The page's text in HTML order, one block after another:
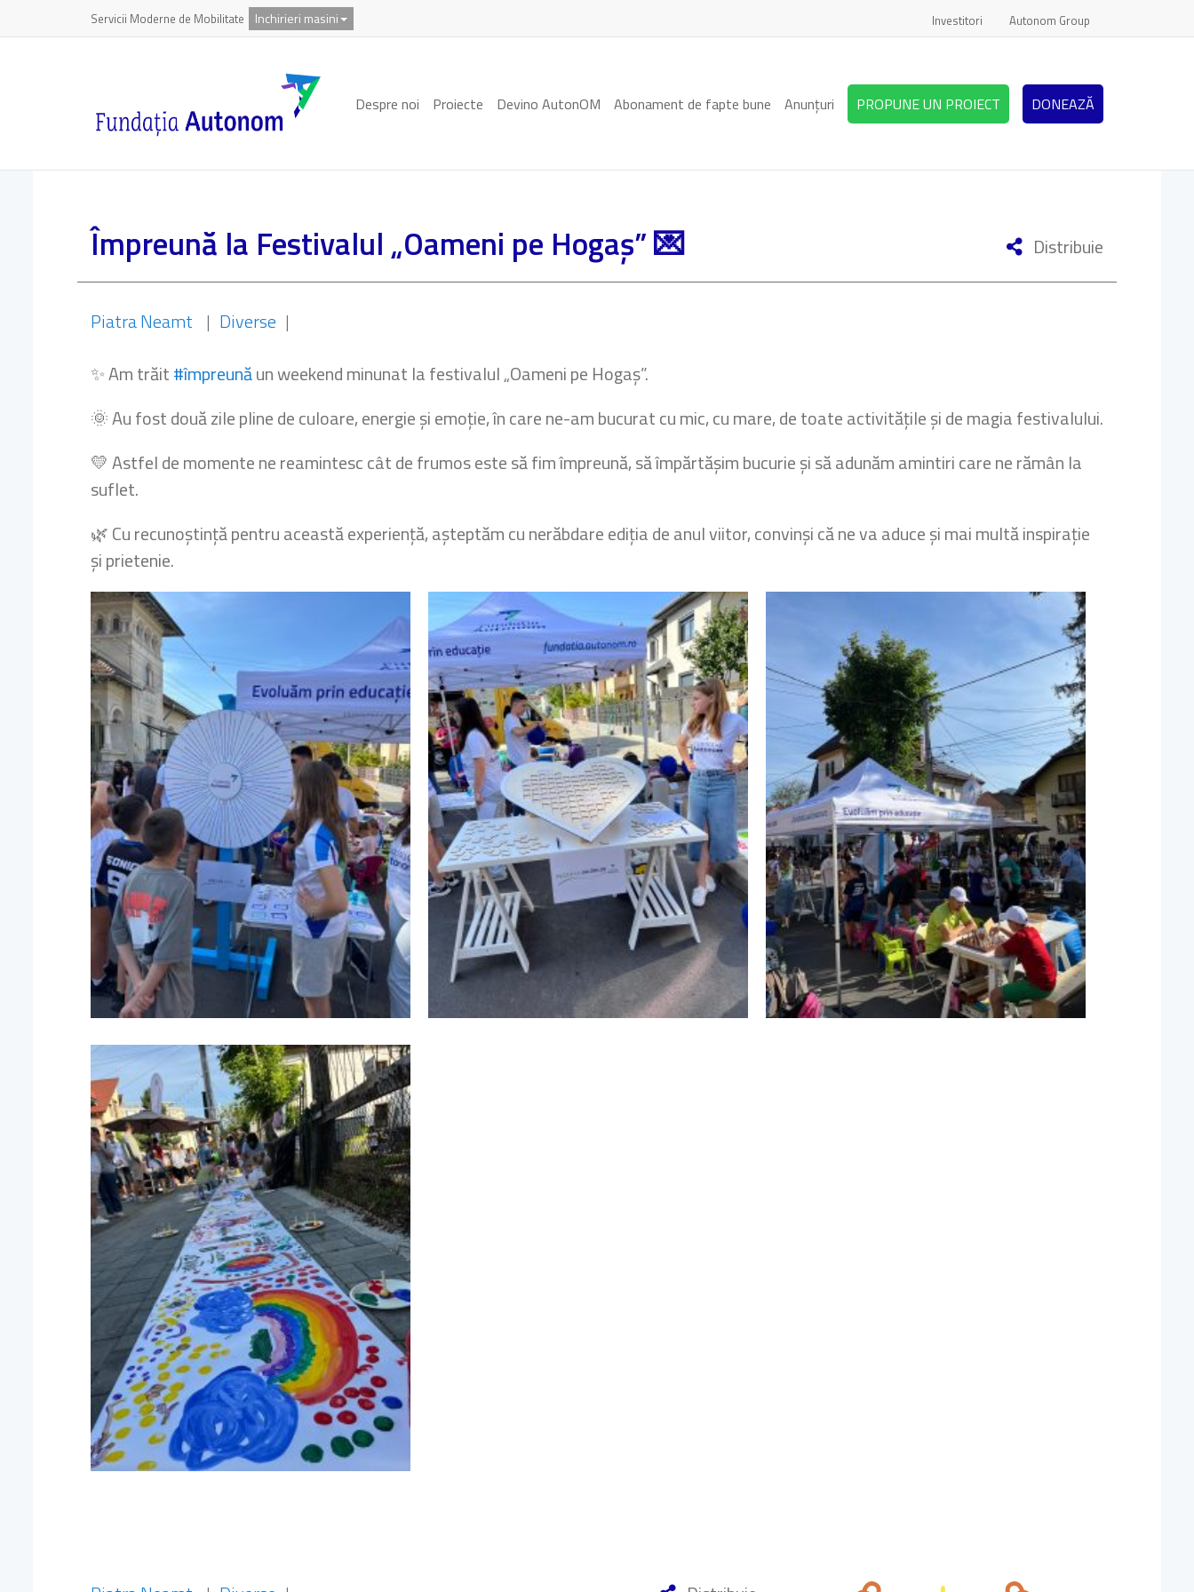
Servicii Moderne de Mobilitate Inchirieri masini Investitori Autonom Group
Despre noi Proiecte Devino AutonOM Abonament de fapte bune Anunțuri PROPUNE UN PROIECT DONEAZĂ
Împreună la Festivalul „Oameni pe Hogaș” 💌 Distribuie
Piatra Neamt | Diverse |
✨ Am trăit#împreunăun weekend minunat la festivalul „Oameni pe Hogaș”.
🌞 Au fost două zile pline de culoare, energie și emoție, în care ne-am bucurat cu mic, cu mare, de toate activitățile și de magia festivalului.
💛 Astfel de momente ne reamintesc cât de frumos este să fim împreună, să împărtășim bucurie și să adunăm amintiri care ne rămân la
suflet.
🌿 Cu recunoștință pentru această experiență, așteptăm cu nerăbdare ediția de anul viitor, convinși că ne va aduce și mai multă inspirație
și prietenie.